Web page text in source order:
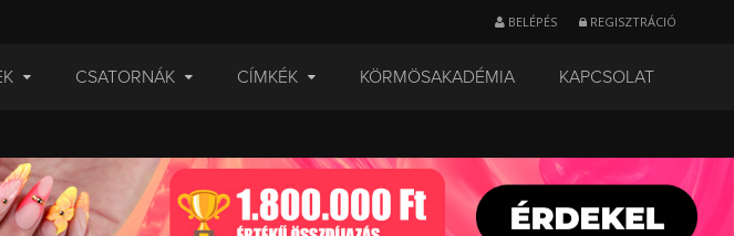
BELÉPÉS REGISZTRÁCIÓ
CSATORNÁK CÍMKÉK KÖRMÖSAKADÉMIA KAPCSOLAT